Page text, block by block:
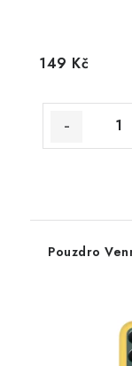
149 Kč
Pouzdro